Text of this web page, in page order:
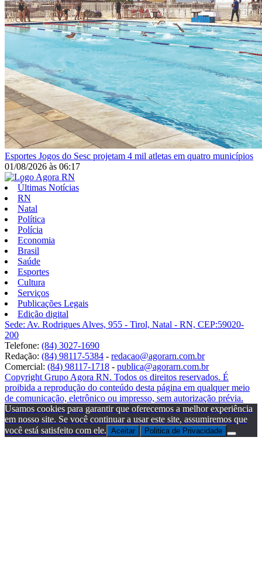
Esportes Jogos do Sesc projetam 4 mil atletas em quatro municípios
01/08/2026 às 06:17
Últimas Notícias
RN
Natal
Política
Polícia
Economia
Brasil
Saúde
Esportes
Cultura
Serviços
Publicações Legais
Edição digital
Sede: Av. Rodrigues Alves, 955 - Tirol, Natal - RN, CEP:59020-
200
Telefone: (84) 3027-1690
Redação: (84) 98117-5384 - redacao@agorarn.com.br
Comercial: (84) 98117-1718 - publica@agorarn.com.br
Copyright Grupo Agora RN. Todos os direitos reservados. É
proibida a reprodução do conteúdo desta página em qualquer meio
de comunicação, eletrônico ou impresso, sem autorização prévia.
Usamos cookies para garantir que oferecemos a melhor experiência
em nosso site. Se você continuar a usar este site, assumiremos que
você está satisfeito com ele. Aceitar Politica de Privacidade